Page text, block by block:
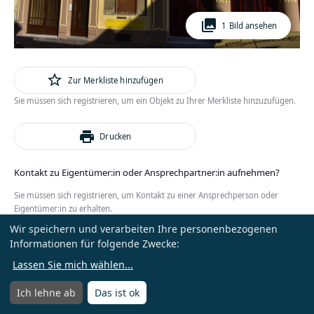
Menü öffnen
photo_library 1 Bild ansehen
star_outline Zur Merkliste hinzufügen
Sie müssen sich registrieren, um ein Objekt zu Ihrer Merkliste hinzuzufügen.
print Drucken
Kontakt zu Eigentümer:in oder Ansprechpartner:in aufnehmen?
Sie müssen sich registrieren, um Kontakt zu einer Ansprechperson oder
Eigentümer:in zu erhalten.
Anmelden oder Kostenlos registrieren
Wir speichern und verarbeiten Ihre personenbezogenen
Informationen für folgende Zwecke:
Lassen Sie mich wählen...
Ich lehne ab Das ist ok